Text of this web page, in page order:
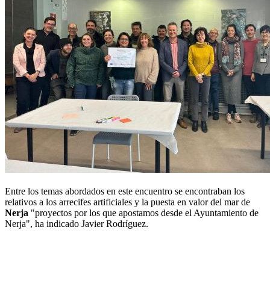
Entre los temas abordados en este encuentro se encontraban los
relativos a los arrecifes artificiales y la puesta en valor del mar de
Nerja "proyectos por los que apostamos desde el Ayuntamiento de
Nerja", ha indicado Javier Rodríguez.